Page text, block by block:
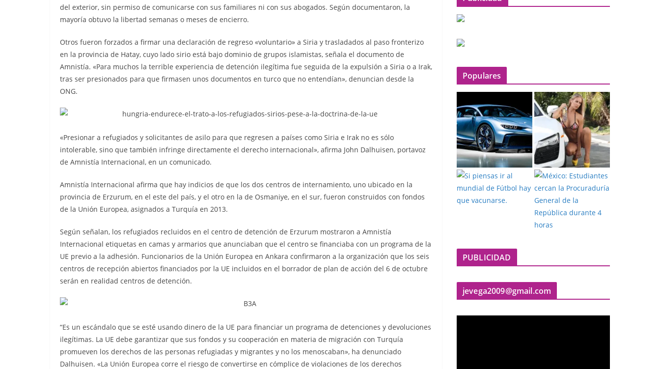
del exterior, sin permiso de comunicarse con sus familiares ni con sus abogados. Según documentaron, la
mayoría obtuvo la libertad semanas o meses de encierro.
Otros fueron forzados a firmar una declaración de regreso «voluntario» a Siria y trasladados al paso fronterizo
en la provincia de Hatay, cuyo lado sirio está bajo dominio de grupos islamistas, señala el documento de
Amnistía. «Para muchos la terrible experiencia de detención ilegítima fue seguida de la expulsión a Siria o a Irak,
tras ser presionados para que firmasen unos documentos en turco que no entendían», denuncian desde la
ONG.
«Presionar a refugiados y solicitantes de asilo para que regresen a países como Siria e Irak no es sólo
intolerable, sino que también infringe directamente el derecho internacional», afirma John Dalhuisen, portavoz
de Amnistía Internacional, en un comunicado.
Amnistía Internacional afirma que hay indicios de que los dos centros de internamiento, uno ubicado en la
provincia de Erzurum, en el este del país, y el otro en la de Osmaniye, en el sur, fueron construidos con fondos
de la Unión Europea, asignados a Turquía en 2013.
Según señalan, los refugiados recluidos en el centro de detención de Erzurum mostraron a Amnistía
Internacional etiquetas en camas y armarios que anunciaban que el centro se financiaba con un programa de la
UE previo a la adhesión. Funcionarios de la Unión Europea en Ankara confirmaron a la organización que los seis
centros de recepción abiertos financiados por la UE incluidos en el borrador de plan de acción del 6 de octubre
serán en realidad centros de detención.
“Es un escándalo que se esté usando dinero de la UE para financiar un programa de detenciones y devoluciones
ilegítimas. La UE debe garantizar que sus fondos y su cooperación en materia de migración con Turquía
promueven los derechos de las personas refugiadas y migrantes y no los menoscaban», ha denunciado
Dalhuisen. «La Unión Europea corre el riesgo de convertirse en cómplice de violaciones de los derechos
Populares
PUBLICIDAD
jevega2009@gmail.com